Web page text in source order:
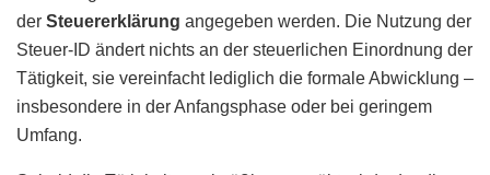
der Steuererklärung angegeben werden. Die Nutzung der
Steuer-ID ändert nichts an der steuerlichen Einordnung der
Tätigkeit, sie vereinfacht lediglich die formale Abwicklung –
insbesondere in der Anfangsphase oder bei geringem
Umfang.